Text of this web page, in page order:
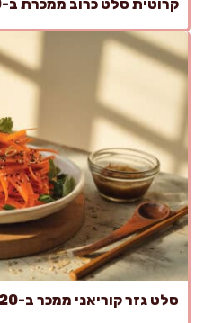
קרוטית סלט כרוב ממכרת ב-20 דקות, בלי מיונז בכלל
סלט גזר קוריאני ממכר ב-20 דקות, בלי כבישה ארוכה